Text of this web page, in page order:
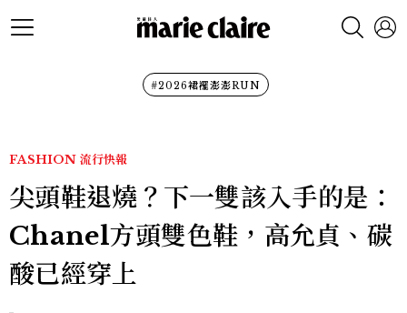
#2026裙襬澎澎RUN
FASHION 流行快報
尖頭鞋退燒？下一雙該入手的是：
Chanel方頭雙色鞋，高允貞、碳
酸已經穿上